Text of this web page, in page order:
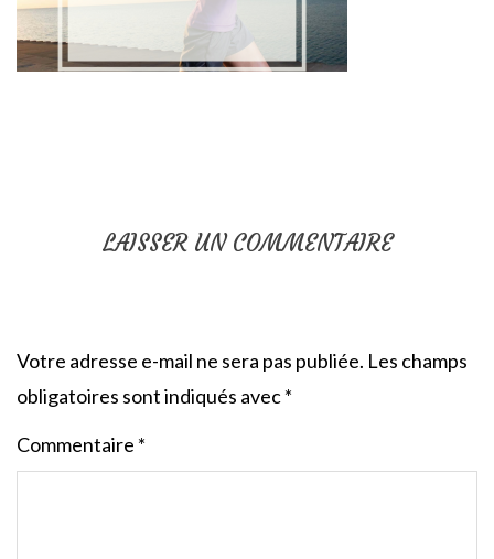
LAISSER UN COMMENTAIRE
Votre adresse e-mail ne sera pas publiée. Les champs
obligatoires sont indiqués avec*
Commentaire *